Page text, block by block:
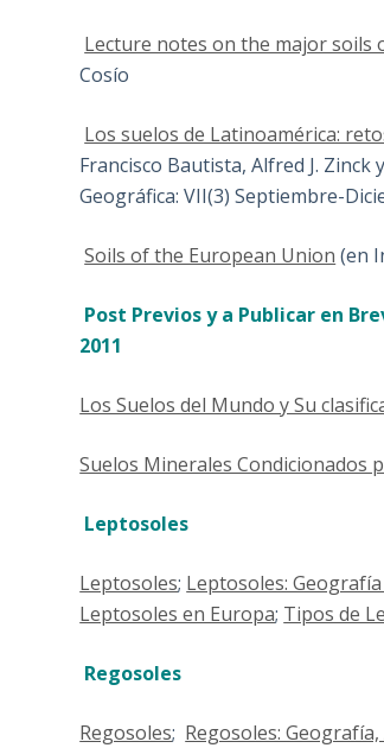
Lecture notes on the major soils
Cosío
Los suelos de Latinoamérica:
Francisco Bautista, Alfred J.
Geográfica: VII(3) Septiembre-
Soils of the European Union (en
Post Previos y a Publicar en
2011
Los Suelos del Mundo y Su
Suelos Minerales Condicionados
Leptosoles
Leptosoles; Leptosoles:
Leptosoles en Europa; Tipos de
Regosoles
Regosoles; Regosoles: